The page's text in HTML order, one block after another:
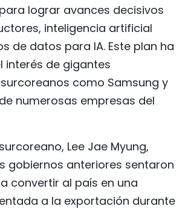
lograr avances decisivos
inteligencia artificial
de datos para IA. Este plan ha
interés de gigantes
como Samsung y
numerosas empresas del
Lee Jae Myung,
gobiernos anteriores sentaron
convertir al país en una
a la exportación durante